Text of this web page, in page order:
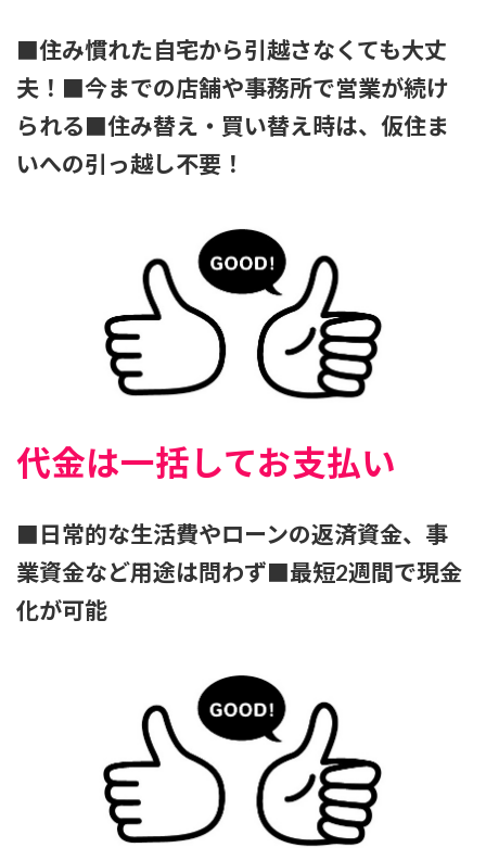
■住み慣れた自宅から引越さなくても大丈
夫！■今までの店舗や事務所で営業が続け
られる■住み替え・買い替え時は、仮住ま
いへの引っ越し不要！
代金は一括してお支払い
■日常的な生活費やローンの返済資金、事
業資金など用途は問わず■最短2週間で現金
化が可能